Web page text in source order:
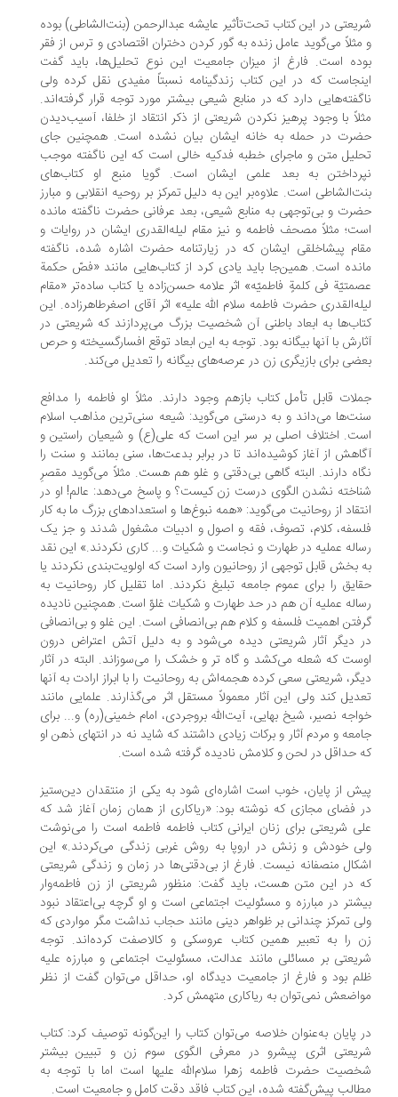
در این کتاب تحت‌تأثیر عایشه عبدالرحمن (بنت‌الشاطی) بوده
می‌گوید عامل زنده به گور کردن دختران اقتصادی و ترس از فقر
است. فارغ از میزان جامعیت این نوع تحلیل‌ها، باید گفت
که در این کتاب زندگینامه نسبتاً مفیدی نقل کرده ولی
دارد که در منابع شیعی بیشتر مورد توجه قرار گرفته‌اند.
با وجود پرهیز نکردن شریعتی از ذکر انتقاد از خلفا، آسیب‌دیدن
در حمله به خانه ایشان بیان نشده است. همچنین جای
متن و ماجرای خطبه فدکیه خالی است که این ناگفته موجب
به بعد علمی ایشان است. گویا منبع او کتاب‌های
است. علاوه‌بر این به دلیل تمرکز بر روحیه انقلابی و مبارز
و بی‌توجهی به منابع شیعی، بعد عرفانی حضرت ناگفته مانده
مثلاً مصحف فاطمه و نیز مقام لیله‌القدری ایشان در روایات و
پیشاخلقی ایشان که در زیارتنامه حضرت اشاره شده، ناگفته
است. همین‌جا باید یادی کرد از کتاب‌هایی مانند «فصّ حکمة
فی کلمةٍ فاطمیّه» اثر علامه حسن‌زاده یا کتاب ساده‌تر «مقام
حضرت فاطمه سلام الله علیه» اثر آقای اصغرطاهرزاده. این
به ابعاد باطنی آن شخصیت بزرگ می‌پردازند که شریعتی در
با آنها بیگانه بود. توجه به این ابعاد توقع افسارگسیخته و حرص
برای بازیگری زن در عرصه‌های بیگانه را تعدیل می‌کند.
قابل تأمل کتاب بازهم وجود دارند. مثلاً او فاطمه را مدافع
می‌داند و به درستی می‌گوید: شیعه سنی‌ترین مذاهب اسلام
اختلاف اصلی بر سر این است که علی(ع) و شیعیان راستین و
از آغاز کوشیده‌اند تا در برابر بدعت‌ها، سنی بمانند و سنت را
دارند. البته گاهی بی‌دقتی و غلو هم هست. مثلاً می‌گوید مقصرِ
نشدن الگوی درست زن کیست؟ و پاسخ می‌دهد: عالم! او در
از روحانیت می‌گوید: «همه نبوغ‌ها و استعدادهای بزرگ ما به کار
کلام، تصوف، فقه و اصول و ادبیات مشغول شدند و جز یک
عملیه در طهارت و نجاست و شکیات و... کاری نکردند.» این نقد
بخش قابل توجهی از روحانیون وارد است که اولویت‌بندی نکردند یا
را برای عموم جامعه تبلیغ نکردند. اما تقلیل کار روحانیت به
عملیه آن هم در حد طهارت و شکیات غلوّ است. همچنین نادیده
اهمیت فلسفه و کلام هم بی‌انصافی است. این غلو و بی‌انصافی
دیگر آثار شریعتی دیده می‌شود و به دلیل آتش اعتراض درون
که شعله می‌کشد و گاه ‌تر و خشک را می‌سوزاند. البته در آثار
شریعتی سعی کرده هجمه‌اش به روحانیت را با ابراز ارادت به آنها
کند ولی این آثار معمولاً مستقل اثر می‌گذارند. علمایی مانند
نصیر، شیخ بهایی، آیت‌الله بروجردی، امام خمینی(ره) و... برای
و مردم آثار و برکات زیادی داشتند که شاید نه در انتهای ذهن او
حداقل در لحن و کلامش نادیده گرفته شده است.
از پایان، خوب است اشاره‌ای شود به یکی از منتقدان دین‌ستیز
فضای مجازی که نوشته بود: «ریاکاری از همان زمان آغاز شد که
شریعتی برای زنان ایرانی کتاب فاطمه فاطمه است را می‌نوشت
خودش و زنش در اروپا به روش غربی زندگی می‌کردند.» این
منصفانه نیست. فارغ از بی‌دقتی‌ها در زمان و زندگی شریعتی
در این متن هست، باید گفت: منظور شریعتی از زن فاطمه‌وار
در مبارزه و مسئولیت اجتماعی است و او گرچه بی‌اعتقاد نبود
تمرکز چندانی بر ظواهر دینی مانند حجاب نداشت مگر مواردی که
را به تعبیر همین کتاب عروسکی و کالاصفت کرده‌اند. توجه
بر مسائلی مانند عدالت، مسئولیت اجتماعی و مبارزه علیه
بود و فارغ از جامعیت دیدگاه او، حداقل می‌توان گفت از نظر
نمی‌توان به ریاکاری متهمش کرد.
پایان به‌عنوان خلاصه می‌توان کتاب را این‌گونه توصیف کرد: کتاب
اثری پیشرو در معرفی الگوی سوم زن و تبیین بیشتر
حضرت فاطمه زهرا سلام‌الله علیها است اما با توجه به
پیش‌گفته شده، این کتاب فاقد دقت کامل و جامعیت است.